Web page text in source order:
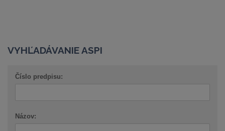
VYHĽADÁVANIE ASPI
Číslo predpisu:
Názov: